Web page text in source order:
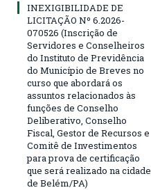
INEXIGIBILIDADE DE
LICITAÇÃO Nº 6.2026-
070526 (Inscrição de
Servidores e Conselheiros
do Instituto de Previdência
do Município de Breves no
curso que abordará os
assuntos relacionados às
funções de Conselho
Deliberativo, Conselho
Fiscal, Gestor de Recursos e
Comitê de Investimentos
para prova de certificação
que será realizado na cidade
de Belém/PA)